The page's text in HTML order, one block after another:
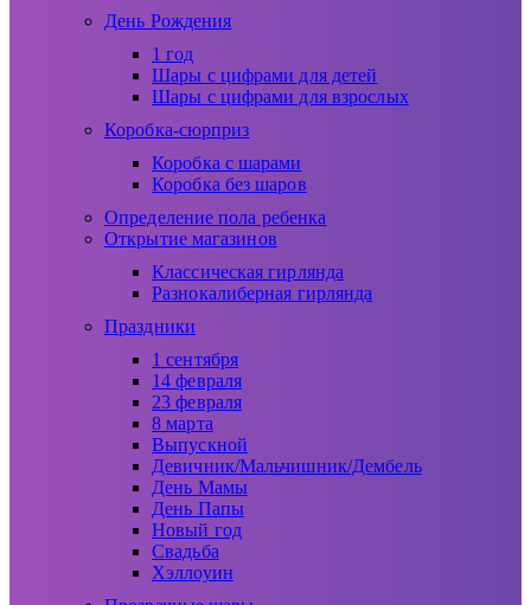
День Рождения
1 год
Шары с цифрами для детей
Шары с цифрами для взрослых
Коробка-сюрприз
Коробка с шарами
Коробка без шаров
Определение пола ребенка
Открытие магазинов
Классическая гирлянда
Разнокалиберная гирлянда
Праздники
1 сентября
14 февраля
23 февраля
8 марта
Выпускной
Девичник/Мальчишник/Дембель
День Мамы
День Папы
Новый год
Свадьба
Хэллоуин